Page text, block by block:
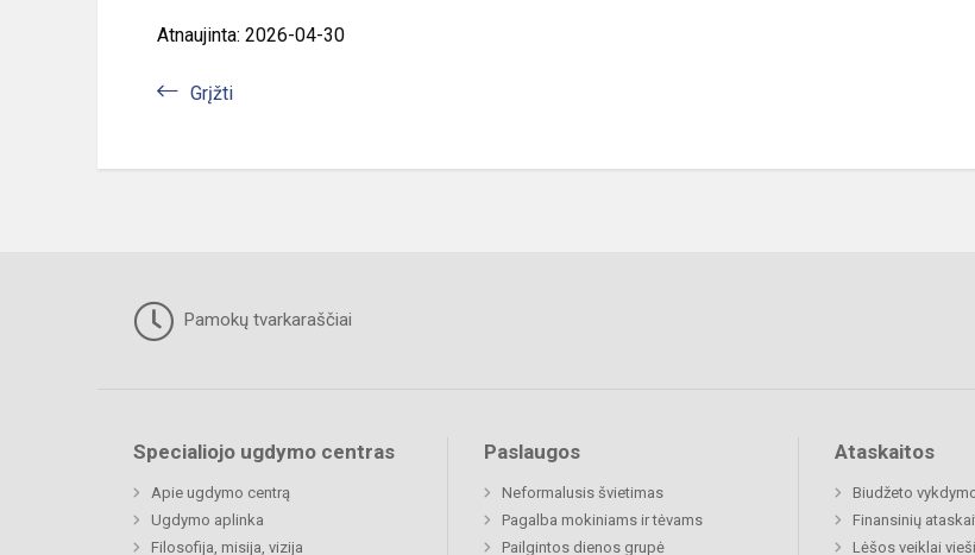
Atnaujinta: 2026-04-30
Grįžti
Pamokų tvarkaraščiai
Specialiojo ugdymo centras
Apie ugdymo centrą
Ugdymo aplinka
Filosofija, misija, vizija
Paslaugos
Neformalusis švietimas
Pagalba mokiniams ir tėvams
Pailgintos dienos grupė
Ataskaitos
Biudžeto
Finansinių
Lėšos veiklai